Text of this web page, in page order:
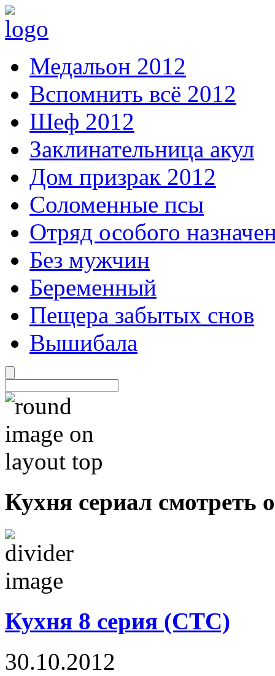
Медальон 2012
Вспомнить всё 2012
Шеф 2012
Заклинательница акул
Дом призрак 2012
Соломенные псы
Отряд особого
Без мужчин
Беременный
Пещера забытых снов
Вышибала
Кухня сериал смотреть
Кухня 8 серия (СТС)
30.10.2012